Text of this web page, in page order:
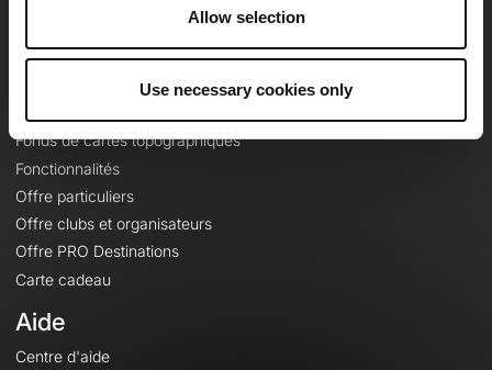
Allow selection
Use necessary cookies only
Le Mag'
Fonds de cartes topographiques
Fonctionnalités
Offre particuliers
Offre clubs et organisateurs
Offre PRO Destinations
Carte cadeau
Aide
Centre d'aide